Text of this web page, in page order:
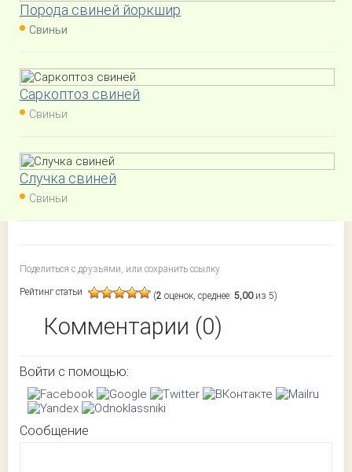
Порода свиней йоркшир
Свиньи
Саркоптоз свиней
Свиньи
Случка свиней
Свиньи
Поделиться с друзьями, или сохранить ссылку
Рейтинг статьи (2 оценок, среднее: 5,00из 5)
Комментарии (0)
Войти с помощью:
Сообщение